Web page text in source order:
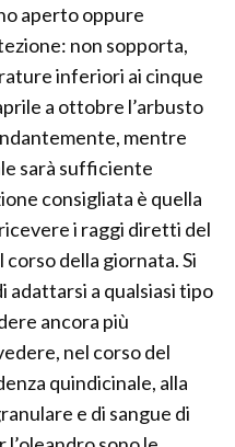
aperto oppure
non sopporta,
inferiori ai cinque
a ottobre l’arbusto
mentre
sarà sufficiente
consigliata è quella
i raggi diretti del
corso della giornata. Si
adattarsi a qualsiasi tipo
ancora più
nel corso del
quindicinale, alla
e di sangue di